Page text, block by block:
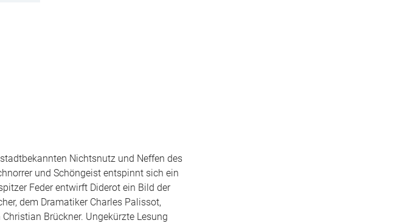
Nichtsnutz und Neffen des
und Schöngeist entspinnt sich ein
Feder entwirft Diderot ein Bild der
dem Dramatiker Charles Palissot,
Brückner. Ungekürzte Lesung